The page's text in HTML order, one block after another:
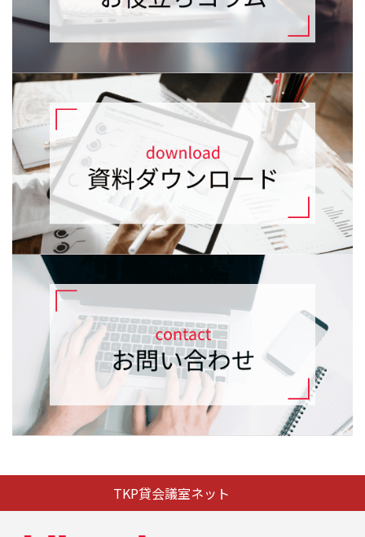
TKP貸会議室ネット